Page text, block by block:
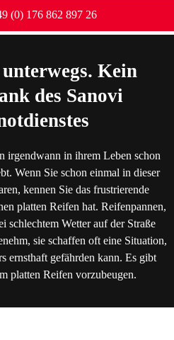
(0) 176 862 897 26
Kein
des Sanovi
irgendwann in ihrem Leben schon
Wenn Sie schon einmal in dieser
kennen Sie das frustrierende
platten Reifen hat. Reifenpannen,
schlechtem Wetter auf der Straße
sie schaffen oft eine Situation,
ernsthaft gefährden kann. Es gibt
platten Reifen vorzubeugen.